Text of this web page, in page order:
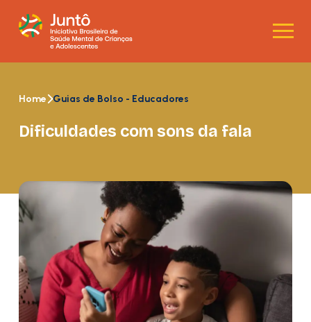
Home Guias de Bolso - Educadores
Dificuldades com sons da fala